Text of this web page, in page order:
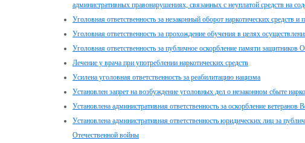
административных правонарушениях, связанных с неуплатой средств на
Уголовная ответственность за незаконный оборот наркотических средств
Уголовная ответственность за прохождение обучения в целях
Уголовная ответственность за публичное оскорбление памяти защитников
Лечение у врача при употреблении наркотических средств
Усилена уголовная ответственность за реабилитацию нацизма
Установлен запрет на возбуждение уголовных дел о незаконном сбыте
Установлена административная ответственность за оскорбление
Установлена административная ответственность юридических лиц за
Отечественной войны